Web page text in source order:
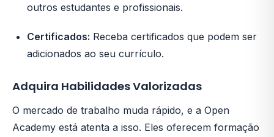
outros estudantes e profissionais.
Certificados: Receba certificados que podem ser
adicionados ao seu currículo.
Adquira Habilidades Valorizadas
O mercado de trabalho muda rápido, e a Open
Academy está atenta a isso. Eles oferecem formação